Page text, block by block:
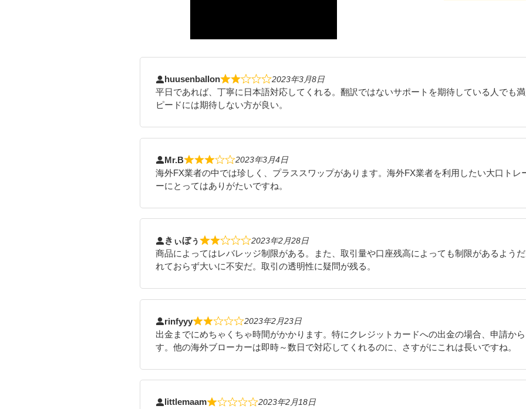
2023年3月8日
平日であれば、丁寧に日本語対応してくれる。翻訳ではないサポートを期待している人でも
ピードには期待しない方が良い。
huusenballon
2023年3月4日
海外FX業者の中では珍しく、プラススワップがあります。海外FX業者を利用したい大口トレ
ーにとってはありがたいですね。
Mr.B
2023年2月28日
商品によってはレバレッジ制限がある。また、取引量や口座残高によっても制限があるよう
れておらず大いに不安だ。取引の透明性に疑問が残る。
きぃぼぅ
2023年2月23日
出金までにめちゃくちゃ時間がかかります。特にクレジットカードへの出金の場合、申請か
す。他の海外ブローカーは即時～数日で対応してくれるのに、さすがにこれは長いですね。
rinfyyy
2023年2月18日
littlemaam